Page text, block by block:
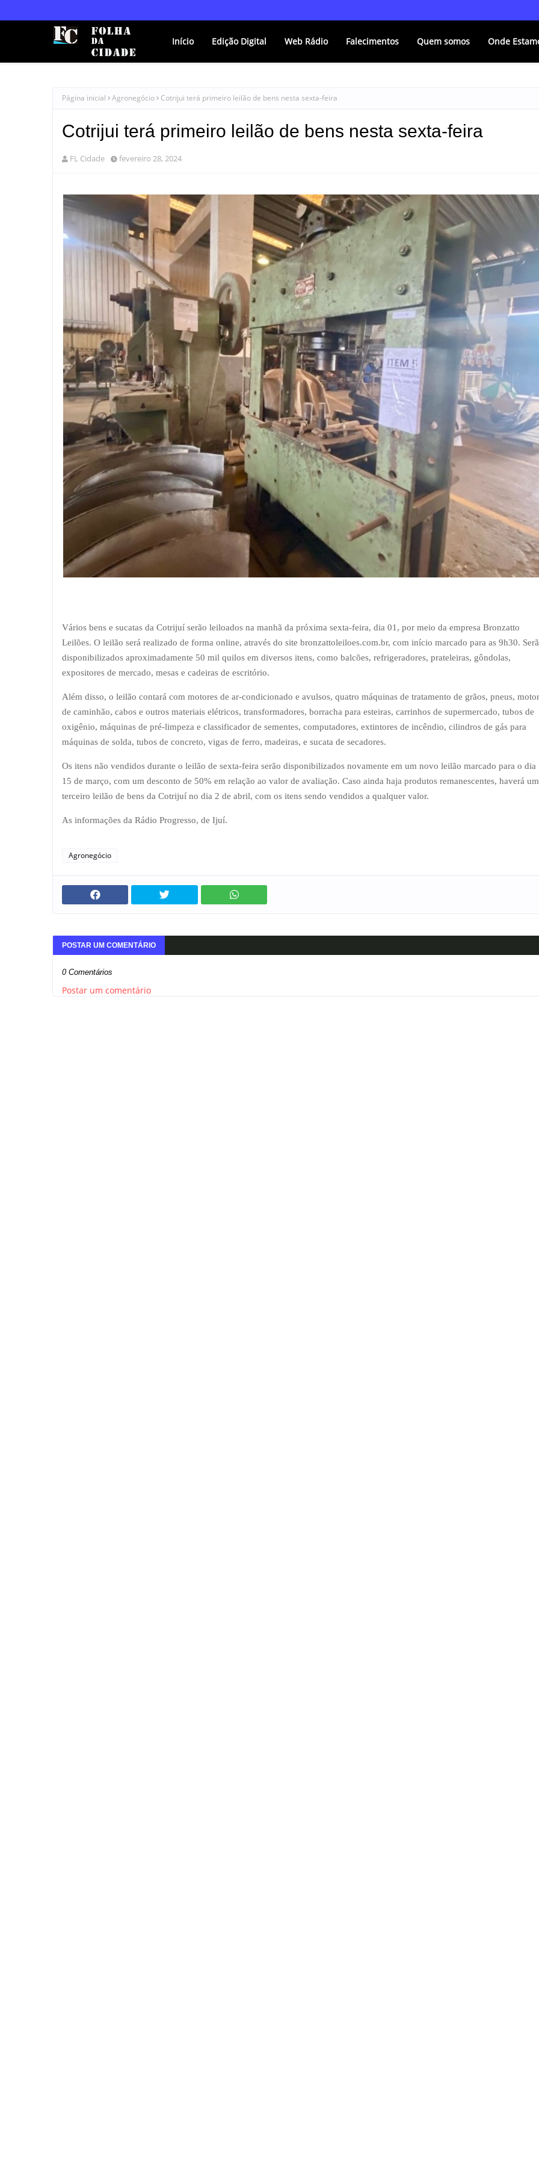
Início Edição Digital Web Rádio Falecimentos Quem somos Onde
Página inicial Agronegócio Cotrijui terá primeiro leilão de bens nesta sexta-feira
Cotrijui terá primeiro leilão de bens nesta sexta-feira
FL Cidade fevereiro 28, 2024
Vários bens e sucatas da Cotrijuí serão leiloados na manhã da próxima sexta-feira, dia 01, por meio da empresa Bronzatto
Leilões. O leilão será realizado de forma online, através do site bronzattoleiloes.com.br, com início marcado para as 9h30.
disponibilizados aproximadamente 50 mil quilos em diversos itens, como balcões, refrigeradores, prateleiras, gôndolas,
expositores de mercado, mesas e cadeiras de escritório.
Além disso, o leilão contará com motores de ar-condicionado e avulsos, quatro máquinas de tratamento de grãos, pneus, motor
de caminhão, cabos e outros materiais elétricos, transformadores, borracha para esteiras, carrinhos de supermercado, tubos de
oxigênio, máquinas de pré-limpeza e classificador de sementes, computadores, extintores de incêndio, cilindros de gás para
máquinas de solda, tubos de concreto, vigas de ferro, madeiras, e sucata de secadores.
Os itens não vendidos durante o leilão de sexta-feira serão disponibilizados novamente em um novo leilão marcado para o dia
15 de março, com um desconto de 50% em relação ao valor de avaliação. Caso ainda haja produtos remanescentes, haverá um
terceiro leilão de bens da Cotrijuí no dia 2 de abril, com os itens sendo vendidos a qualquer valor.
As informações da Rádio Progresso, de Ijuí.
Agronegócio
POSTAR UM COMENTÁRIO
0 Comentários
Postar um comentário